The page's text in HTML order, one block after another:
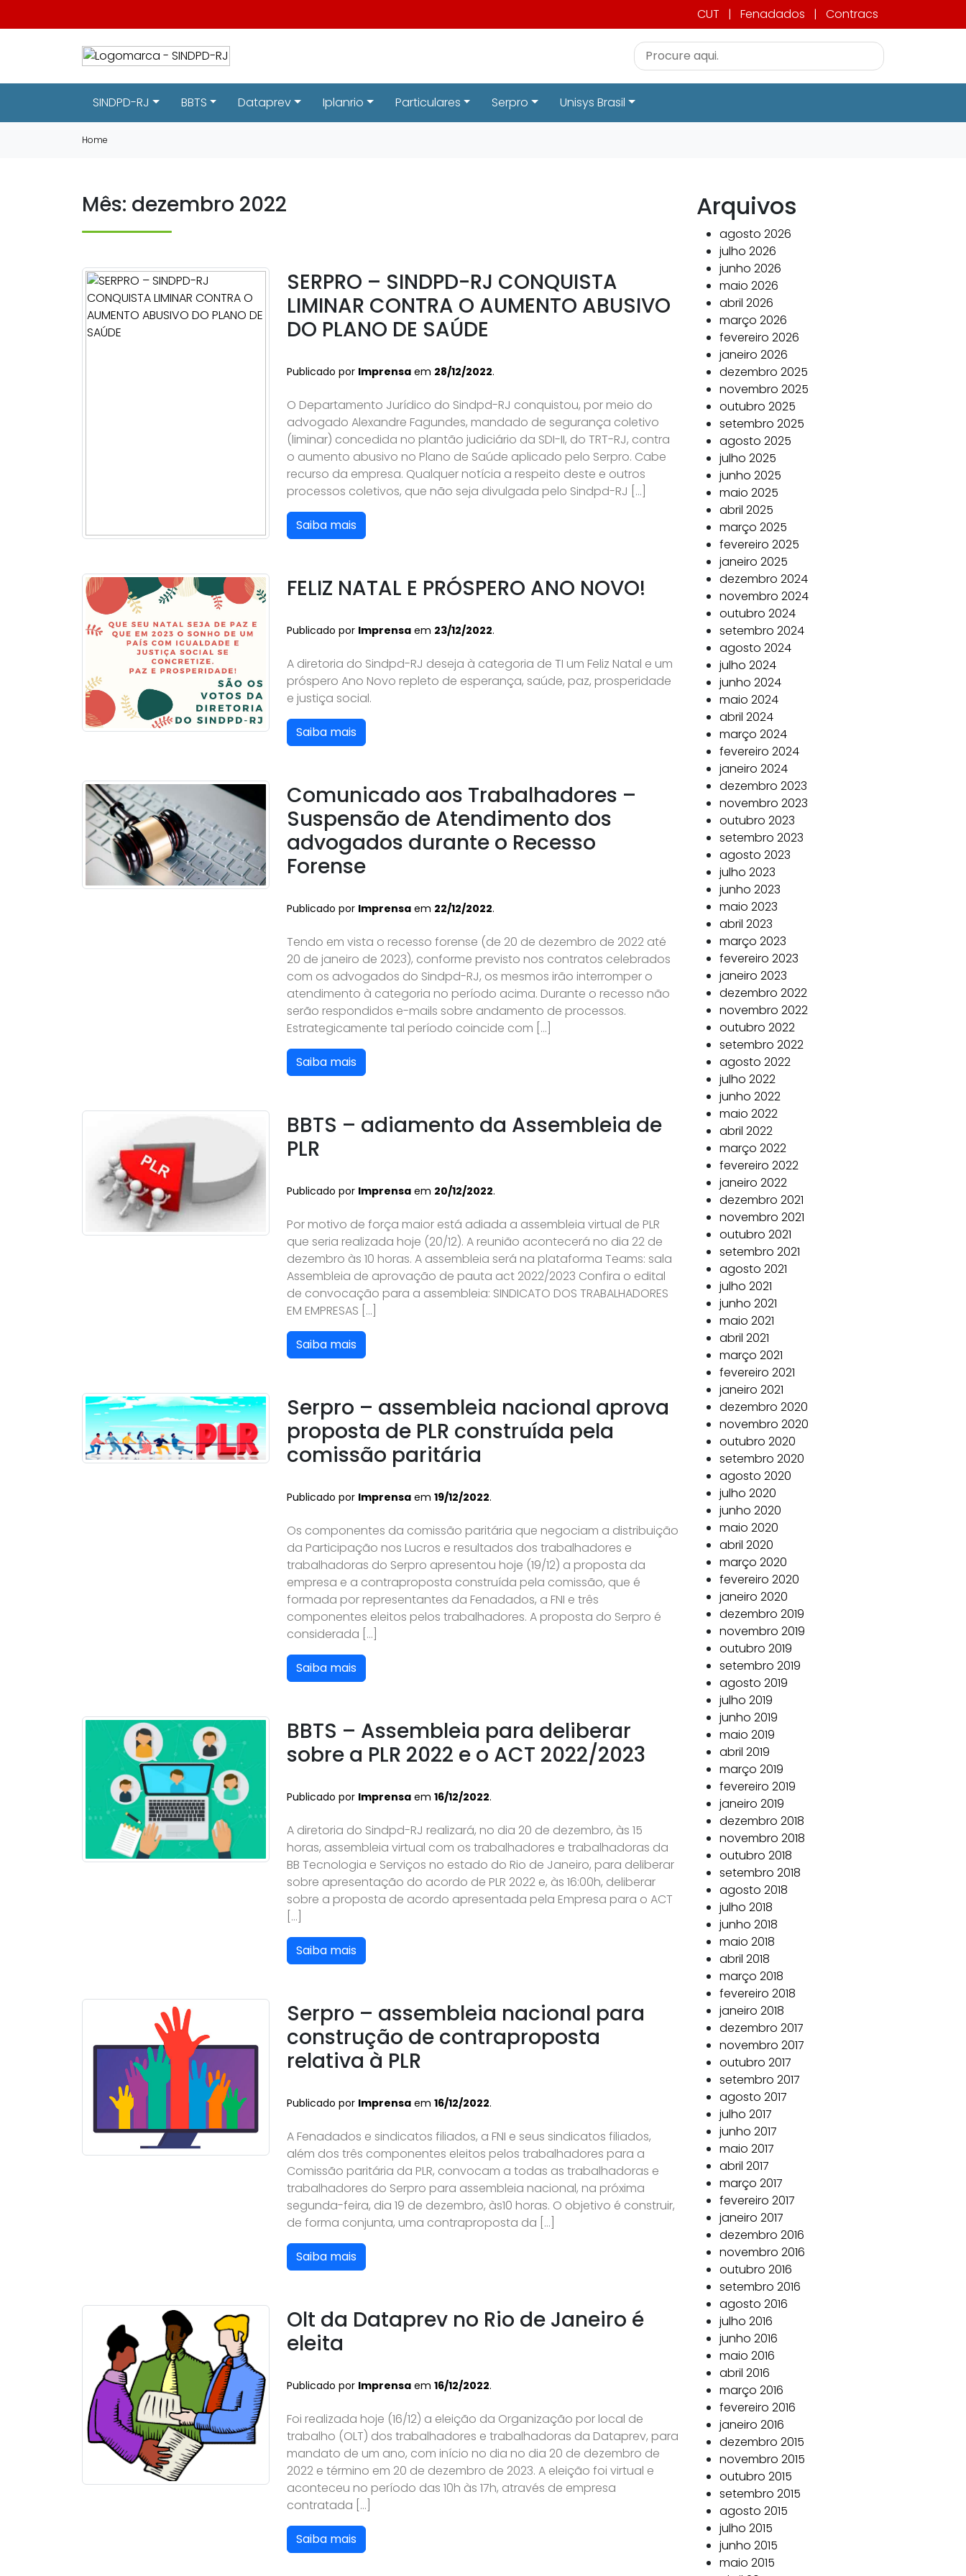
CUT | Fenadados | Contracs
SINDPD-RJ BBTS Dataprev Iplanrio Particulares Serpro Unisys Brasil
Home
Mês: dezembro 2022
SERPRO – SINDPD-RJ CONQUISTA
LIMINAR CONTRA O AUMENTO ABUSIVO
DO PLANO DE SAÚDE
Publicado por Imprensaem 28/12/2022.
O Departamento Jurídico do Sindpd-RJ conquistou, por meio do
advogado Alexandre Fagundes, mandado de segurança coletivo
(liminar) concedida no plantão judiciário da SDI-II, do TRT-RJ, contra
o aumento abusivo no Plano de Saúde aplicado pelo Serpro. Cabe
recurso da empresa. Qualquer notícia a respeito deste e outros
processos coletivos, que não seja divulgada pelo Sindpd-RJ […]
Saiba mais
FELIZ NATAL E PRÓSPERO ANO NOVO!
Publicado por Imprensaem 23/12/2022.
A diretoria do Sindpd-RJ deseja à categoria de TI um Feliz Natal e um
próspero Ano Novo repleto de esperança, saúde, paz, prosperidade
e justiça social.
Saiba mais
Comunicado aos Trabalhadores –
Suspensão de Atendimento dos
advogados durante o Recesso
Forense
Publicado por Imprensaem 22/12/2022.
Tendo em vista o recesso forense (de 20 de dezembro de 2022 até
20 de janeiro de 2023), conforme previsto nos contratos celebrados
com os advogados do Sindpd-RJ, os mesmos irão interromper o
atendimento à categoria no período acima. Durante o recesso não
serão respondidos e-mails sobre andamento de processos.
Estrategicamente tal período coincide com […]
Saiba mais
BBTS – adiamento da Assembleia de
PLR
Publicado por Imprensaem 20/12/2022.
Por motivo de força maior está adiada a assembleia virtual de PLR
que seria realizada hoje (20/12). A reunião acontecerá no dia 22 de
dezembro às 10 horas. A assembleia será na plataforma Teams: sala
Assembleia de aprovação de pauta act 2022/2023 Confira o edital
de convocação para a assembleia: SINDICATO DOS TRABALHADORES
EM EMPRESAS […]
Saiba mais
Serpro – assembleia nacional aprova
proposta de PLR construída pela
comissão paritária
Publicado por Imprensaem 19/12/2022.
Os componentes da comissão paritária que negociam a distribuição
da Participação nos Lucros e resultados dos trabalhadores e
trabalhadoras do Serpro apresentou hoje (19/12) a proposta da
empresa e a contraproposta construída pela comissão, que é
formada por representantes da Fenadados, a FNI e três
componentes eleitos pelos trabalhadores. A proposta do Serpro é
considerada […]
Saiba mais
BBTS – Assembleia para deliberar
sobre a PLR 2022 e o ACT 2022/2023
Publicado por Imprensaem 16/12/2022.
A diretoria do Sindpd-RJ realizará, no dia 20 de dezembro, às 15
horas, assembleia virtual com os trabalhadores e trabalhadoras da
BB Tecnologia e Serviços no estado do Rio de Janeiro, para deliberar
sobre apresentação do acordo de PLR 2022 e, às 16:00h, deliberar
sobre a proposta de acordo apresentada pela Empresa para o ACT
[…]
Saiba mais
Serpro – assembleia nacional para
construção de contraproposta
relativa à PLR
Publicado por Imprensaem 16/12/2022.
A Fenadados e sindicatos filiados, a FNI e seus sindicatos filiados,
além dos três componentes eleitos pelos trabalhadores para a
Comissão paritária da PLR, convocam a todas as trabalhadoras e
trabalhadores do Serpro para assembleia nacional, na próxima
segunda-feira, dia 19 de dezembro, às10 horas. O objetivo é construir,
de forma conjunta, uma contraproposta da […]
Saiba mais
Olt da Dataprev no Rio de Janeiro é
eleita
Publicado por Imprensaem 16/12/2022.
Foi realizada hoje (16/12) a eleição da Organização por local de
trabalho (OLT) dos trabalhadores e trabalhadoras da Dataprev, para
mandato de um ano, com início no dia no dia 20 de dezembro de
2022 e término em 20 de dezembro de 2023. A eleição foi virtual e
aconteceu no período das 10h às 17h, através de empresa
contratada […]
Saiba mais
Arquivos
agosto 2026
julho 2026
junho 2026
maio 2026
abril 2026
março 2026
fevereiro 2026
janeiro 2026
dezembro 2025
novembro 2025
outubro 2025
setembro 2025
agosto 2025
julho 2025
junho 2025
maio 2025
abril 2025
março 2025
fevereiro 2025
janeiro 2025
dezembro 2024
novembro 2024
outubro 2024
setembro 2024
agosto 2024
julho 2024
junho 2024
maio 2024
abril 2024
março 2024
fevereiro 2024
janeiro 2024
dezembro 2023
novembro 2023
outubro 2023
setembro 2023
agosto 2023
julho 2023
junho 2023
maio 2023
abril 2023
março 2023
fevereiro 2023
janeiro 2023
dezembro 2022
novembro 2022
outubro 2022
setembro 2022
agosto 2022
julho 2022
junho 2022
maio 2022
abril 2022
março 2022
fevereiro 2022
janeiro 2022
dezembro 2021
novembro 2021
outubro 2021
setembro 2021
agosto 2021
julho 2021
junho 2021
maio 2021
abril 2021
março 2021
fevereiro 2021
janeiro 2021
dezembro 2020
novembro 2020
outubro 2020
setembro 2020
agosto 2020
julho 2020
junho 2020
maio 2020
abril 2020
março 2020
fevereiro 2020
janeiro 2020
dezembro 2019
novembro 2019
outubro 2019
setembro 2019
agosto 2019
julho 2019
junho 2019
maio 2019
abril 2019
março 2019
fevereiro 2019
janeiro 2019
dezembro 2018
novembro 2018
outubro 2018
setembro 2018
agosto 2018
julho 2018
junho 2018
maio 2018
abril 2018
março 2018
fevereiro 2018
janeiro 2018
dezembro 2017
novembro 2017
outubro 2017
setembro 2017
agosto 2017
julho 2017
junho 2017
maio 2017
abril 2017
março 2017
fevereiro 2017
janeiro 2017
dezembro 2016
novembro 2016
outubro 2016
setembro 2016
agosto 2016
julho 2016
junho 2016
maio 2016
abril 2016
março 2016
fevereiro 2016
janeiro 2016
dezembro 2015
novembro 2015
outubro 2015
setembro 2015
agosto 2015
julho 2015
junho 2015
maio 2015